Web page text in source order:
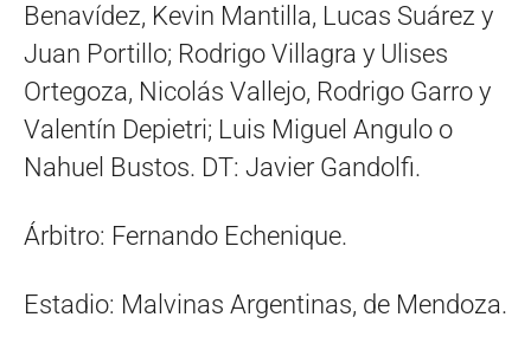
Benavídez, Kevin Mantilla, Lucas Suárez y
Juan Portillo; Rodrigo Villagra y Ulises
Ortegoza, Nicolás Vallejo, Rodrigo Garro y
Valentín Depietri; Luis Miguel Angulo o
Nahuel Bustos. DT: Javier Gandolfi.
Árbitro: Fernando Echenique.
Estadio: Malvinas Argentinas, de Mendoza.